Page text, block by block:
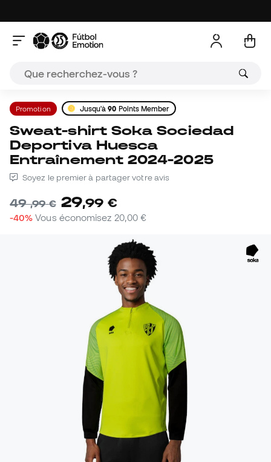
Promotion Jusqu'à90 Points Member
Sweat-shirt Soka Sociedad
Deportiva Huesca
Entraînement 2024-2025
Soyez le premier à partager votre avis
49,99 € 29,99 €
-40% Vous économisez 20,00 €